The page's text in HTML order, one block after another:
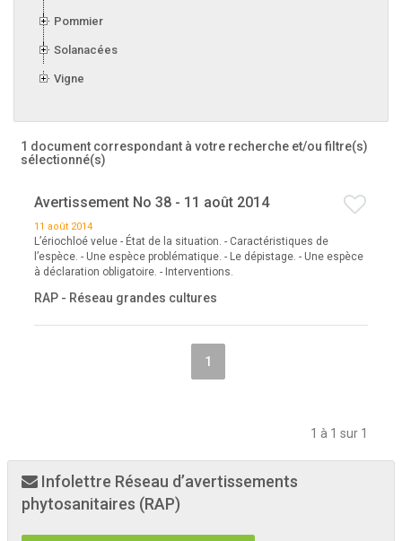
Pommier
Solanacées
Vigne
1 document correspondant à votre recherche et/ou filtre(s)
sélectionné(s)
Avertissement No 38 - 11 août 2014
11 août 2014
L’ériochloé velue - État de la situation. - Caractéristiques de
l’espèce. - Une espèce problématique. - Le dépistage. - Une espèce
à déclaration obligatoire. - Interventions.
RAP - Réseau grandes cultures
1
1 à 1 sur 1
Infolettre Réseau d’avertissements
phytosanitaires (RAP)